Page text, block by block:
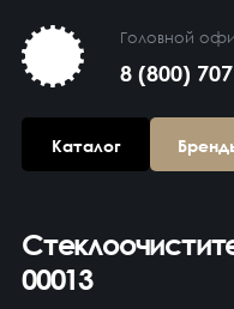
Головной
8 (800)
Каталог
00013